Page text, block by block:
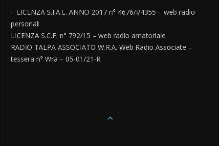
– LICENZA S.I.A.E. ANNO 2017 n° 4676/I/4355 – web radio
personali
LICENZA S.C.F. n° 792/15 – web radio amatoriale
RADIO TALPA ASSOCIATO W.R.A. Web Radio Associate –
tessera n° Wra – 05-01/21-R